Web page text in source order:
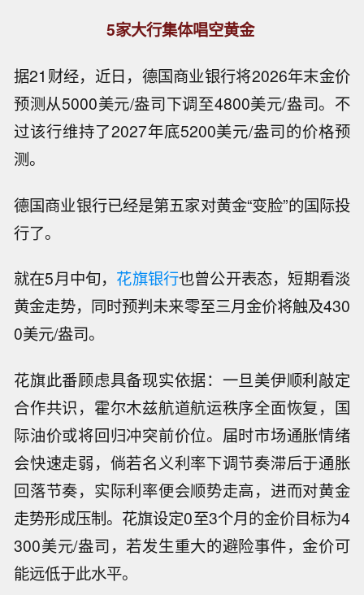
5家大行集体唱空黄金
据21财经，近日，德国商业银行将2026年末金价
预测从5000美元/盎司下调至4800美元/盎司。不
过该行维持了2027年底5200美元/盎司的价格预
测。
德国商业银行已经是第五家对黄金“变脸”的国际投
行了。
就在5月中旬， 花旗银行也曾公开表态，短期看淡
黄金走势，同时预判未来零至三月金价将触及430
0美元/盎司。
花旗此番顾虑具备现实依据：一旦美伊顺利敲定
合作共识，霍尔木兹航道航运秩序全面恢复，国
际油价或将回归冲突前价位。届时市场通胀情绪
会快速走弱，倘若名义利率下调节奏滞后于通胀
回落节奏，实际利率便会顺势走高，进而对黄金
走势形成压制。花旗设定0至3个月的金价目标为4
300美元/盎司，若发生重大的避险事件，金价可
能远低于此水平。